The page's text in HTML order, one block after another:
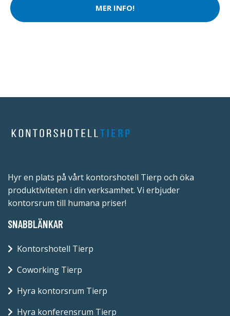
MER INFO!
Hyr en plats på vårt kontorshotell Tierp och öka
produktiviteten i din verksamhet. Vi erbjuder
kontorsrum till humana priser!
SNABBLÄNKAR
Kontorshotell Tierp
Coworking Tierp
Hyra kontorsrum Tierp
Hyra konferensrum Tierp